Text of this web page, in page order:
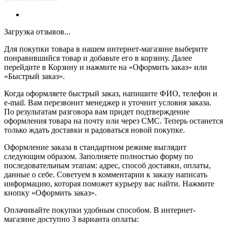
Загрузка отзывов...
Для покупки товара в нашем интернет-магазине выберите
понравившийся товар и добавьте его в корзину. Далее
перейдите в Корзину и нажмите на «Оформить заказ» или
«Быстрый заказ».
Когда оформляете быстрый заказ, напишите ФИО, телефон и
e-mail. Вам перезвонит менеджер и уточнит условия заказа.
По результатам разговора вам придет подтверждение
оформления товара на почту или через СМС. Теперь останется
только ждать доставки и радоваться новой покупке.
Оформление заказа в стандартном режиме выглядит
следующим образом. Заполняете полностью форму по
последовательным этапам: адрес, способ доставки, оплаты,
данные о себе. Советуем в комментарии к заказу написать
информацию, которая поможет курьеру вас найти. Нажмите
кнопку «Оформить заказ».
Оплачивайте покупки удобным способом. В интернет-
магазине доступно 3 варианта оплаты: